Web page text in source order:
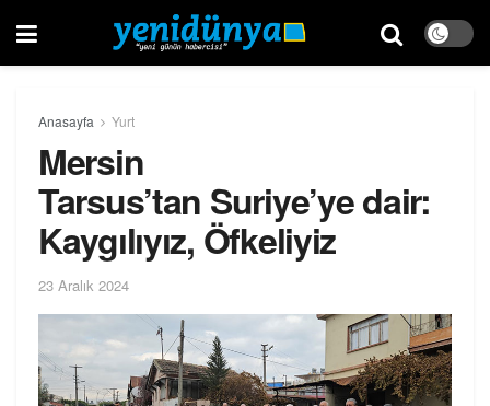
Anasayfa Yurt
Mersin
Tarsus’tan Suriye’ye dair:
Kaygılıyız, Öfkeliyiz
23 Aralık 2024